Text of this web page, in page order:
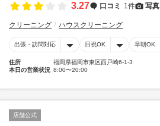
3.27 口コミ 1件 写真
クリーニング ハウスクリーニング
出張・訪問対応 日祝OK 早朝OK
住所
福岡県福岡市東区西戸崎6-1-3
本日の営業状況 8:00〜20:00
店舗公式